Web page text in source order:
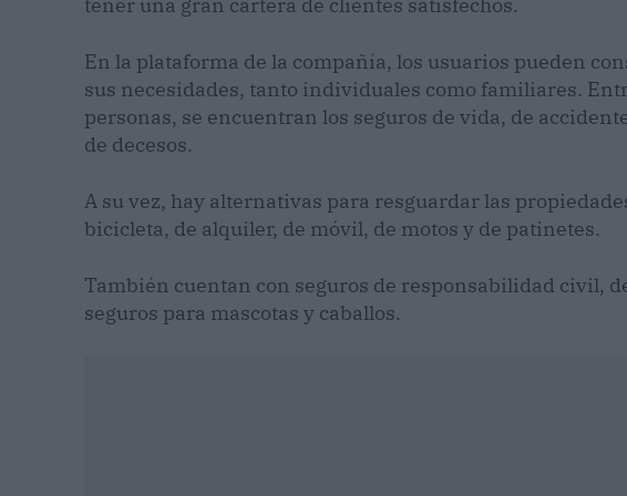
tener una gran cartera de clientes satisfechos.
En la plataforma de la compañía, los usuarios pueden
sus necesidades, tanto individuales como familiares.
personas, se encuentran los seguros de vida, de
de decesos.
A su vez, hay alternativas para resguardar las
bicicleta, de alquiler, de móvil, de motos y de patinetes.
También cuentan con seguros de responsabilidad civil,
seguros para mascotas y caballos.